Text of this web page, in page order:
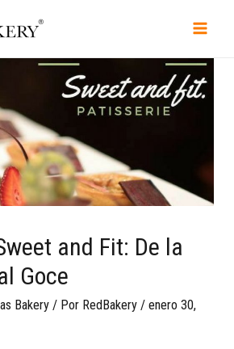
and Fit: De la
Goce
Bakery / Por RedBakery /enero 30,